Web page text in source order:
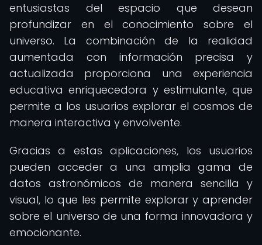
entusiastas del espacio que desean
profundizar en el conocimiento sobre el
universo. La combinación de la realidad
aumentada con información precisa y
actualizada proporciona una experiencia
educativa enriquecedora y estimulante, que
permite a los usuarios explorar el cosmos de
manera interactiva y envolvente.
Gracias a estas aplicaciones, los usuarios
pueden acceder a una amplia gama de
datos astronómicos de manera sencilla y
visual, lo que les permite explorar y aprender
sobre el universo de una forma innovadora y
emocionante.